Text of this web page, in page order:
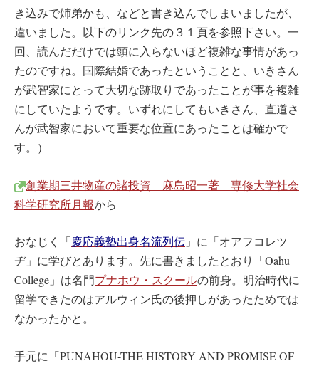
き込みで姉弟かも、などと書き込んでしまいましたが、
違いました。以下のリンク先の３１頁を参照下さい。一
回、読んだだけでは頭に入らないほど複雑な事情があっ
たのですね。国際結婚であったということと、いきさん
が武智家にとって大切な跡取りであったことが事を複雑
にしていたようです。いずれにしてもいきさん、直道さ
んが武智家において重要な位置にあったことは確かで
す。）
創業期三井物産の諸投資 麻島昭一著 専修大学社会
科学研究所月報から
おなじく「慶応義塾出身名流列伝 」に「オアフコレツ
ヂ」に学びとあります。先に書きましたとおり「Oahu
College」は名門プナホウ・スクールの前身。明治時代に
留学できたのはアルウィン氏の後押しがあったためでは
なかったかと。
手元に「PUNAHOU-THE HISTORY AND PROMISE OF